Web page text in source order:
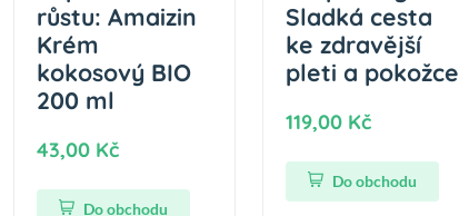
růstu: Amaizin
Krém
kokosový BIO
200 ml
43,00 Kč
Do obchodu
Sladká cesta
ke zdravější
pleti a pokožce
119,00 Kč
Do obchodu